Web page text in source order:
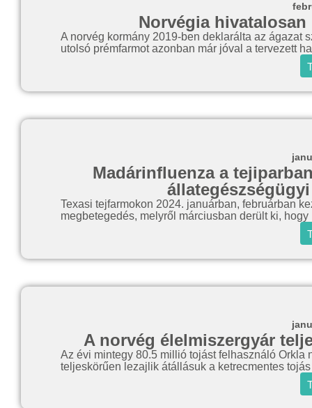
Norvégia
A norvég kormány 2019-ben deklarálta az ágazat
utolsó prémfarmot azonban már jóval a tervezett
Madárinfluenza a
Texasi tejfarmokon 2024. januárban, februárban
megbetegedés, melyről márciusban derült ki,
A norvég élelmiszergyár
Az évi mintegy 80.5 millió tojást felhasználó
teljeskörűen lezajlik átállásuk a ketrecmentes